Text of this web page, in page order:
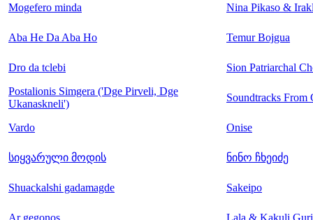
Mogefero minda Nina Pikaso &
Aba He Da Aba Ho Temur Bojgua
Dro da tclebi
Sion Patriarchal
Postalionis Simgera ('Dge Pirveli, Dge
Ukanaskneli')
Soundtracks From
Vardo Onise
სიყვარული მოდის ნინო ჩხეიძე
Shuackalshi gadamagde Sakeipo
Ar gegonos Lala & Kakuli